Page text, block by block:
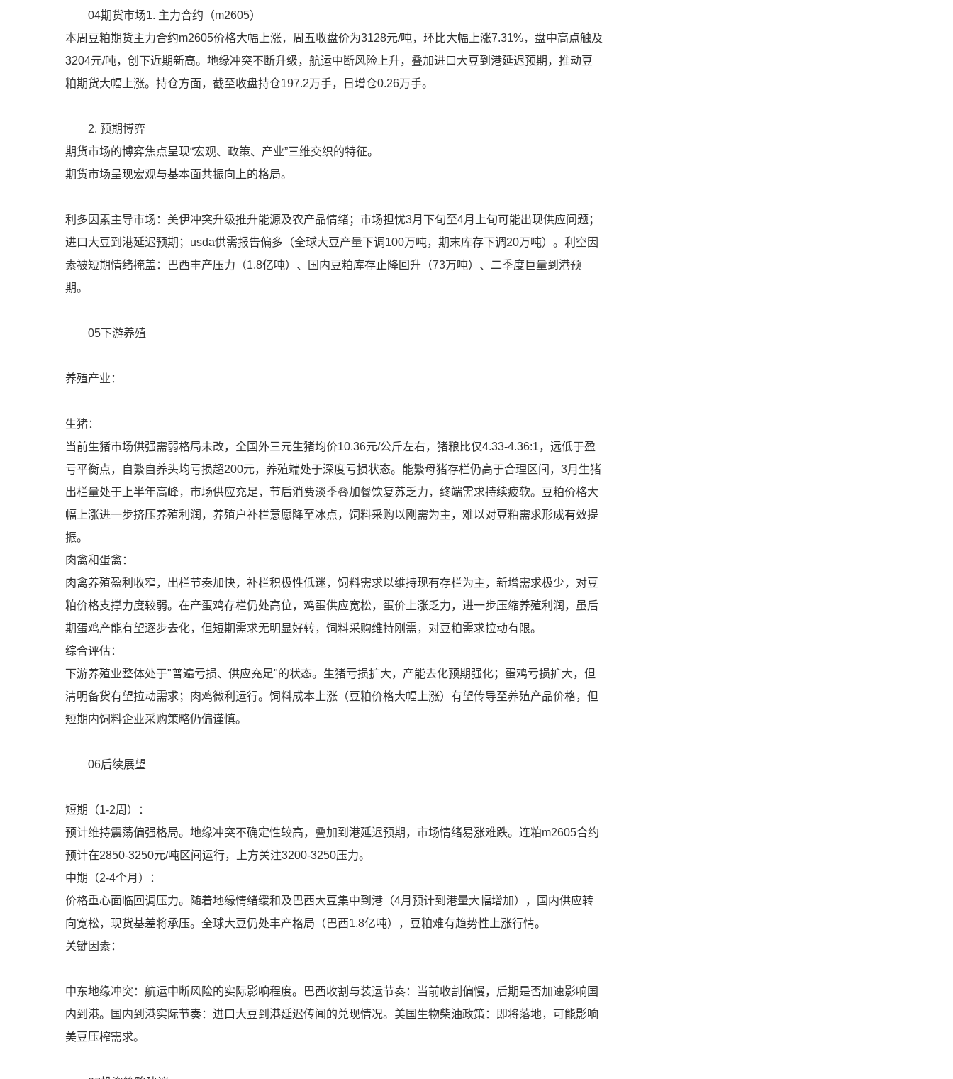
04期货市场1. 主力合约（m2605）
本周豆粕期货主力合约m2605价格大幅上涨，周五收盘价为3128元/吨，环比大幅上涨7.31%，盘中高点触及
3204元/吨，创下近期新高。地缘冲突不断升级，航运中断风险上升，叠加进口大豆到港延迟预期，推动豆
粕期货大幅上涨。持仓方面，截至收盘持仓197.2万手，日增仓0.26万手。
2. 预期博弈
期货市场的博弈焦点呈现“宏观、政策、产业”三维交织的特征。
期货市场呈现宏观与基本面共振向上的格局。
利多因素主导市场：美伊冲突升级推升能源及农产品情绪；市场担忧3月下旬至4月上旬可能出现供应问题；
进口大豆到港延迟预期；usda供需报告偏多（全球大豆产量下调100万吨，期末库存下调20万吨）。利空因
素被短期情绪掩盖：巴西丰产压力（1.8亿吨）、国内豆粕库存止降回升（73万吨）、二季度巨量到港预
期。
05下游养殖
养殖产业：
生猪：
当前生猪市场供强需弱格局未改，全国外三元生猪均价10.36元/公斤左右，猪粮比仅4.33-4.36:1，远低于盈
亏平衡点，自繁自养头均亏损超200元，养殖端处于深度亏损状态。能繁母猪存栏仍高于合理区间，3月生猪
出栏量处于上半年高峰，市场供应充足，节后消费淡季叠加餐饮复苏乏力，终端需求持续疲软。豆粕价格大
幅上涨进一步挤压养殖利润，养殖户补栏意愿降至冰点，饲料采购以刚需为主，难以对豆粕需求形成有效提
振。
肉禽和蛋禽：
肉禽养殖盈利收窄，出栏节奏加快，补栏积极性低迷，饲料需求以维持现有存栏为主，新增需求极少，对豆
粕价格支撑力度较弱。在产蛋鸡存栏仍处高位，鸡蛋供应宽松，蛋价上涨乏力，进一步压缩养殖利润，虽后
期蛋鸡产能有望逐步去化，但短期需求无明显好转，饲料采购维持刚需，对豆粕需求拉动有限。
综合评估：
下游养殖业整体处于"普遍亏损、供应充足"的状态。生猪亏损扩大，产能去化预期强化；蛋鸡亏损扩大，但
清明备货有望拉动需求；肉鸡微利运行。饲料成本上涨（豆粕价格大幅上涨）有望传导至养殖产品价格，但
短期内饲料企业采购策略仍偏谨慎。
06后续展望
短期（1-2周）：
预计维持震荡偏强格局。地缘冲突不确定性较高，叠加到港延迟预期，市场情绪易涨难跌。连粕m2605合约
预计在2850-3250元/吨区间运行，上方关注3200-3250压力。
中期（2-4个月）：
价格重心面临回调压力。随着地缘情绪缓和及巴西大豆集中到港（4月预计到港量大幅增加），国内供应转
向宽松，现货基差将承压。全球大豆仍处丰产格局（巴西1.8亿吨），豆粕难有趋势性上涨行情。
关键因素：
中东地缘冲突：航运中断风险的实际影响程度。巴西收割与装运节奏：当前收割偏慢，后期是否加速影响国
内到港。国内到港实际节奏：进口大豆到港延迟传闻的兑现情况。美国生物柴油政策：即将落地，可能影响
美豆压榨需求。